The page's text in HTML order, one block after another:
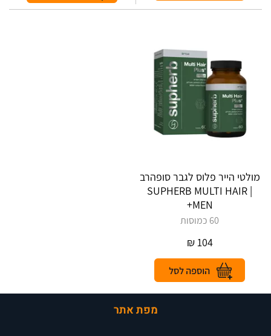
מולטי הייר פלוס לגבר סופהרב
| ‎SUPHERB‎ ‎MULTI‎ ‎HAIR‎
‎+‎MEN
60 כמוסות
104
₪
מפת אתר